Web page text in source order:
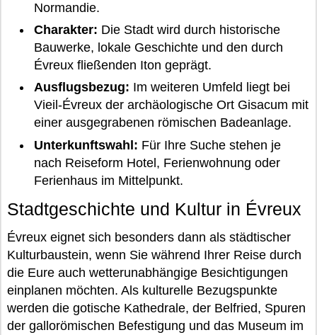
Normandie.
Charakter: Die Stadt wird durch historische
Bauwerke, lokale Geschichte und den durch
Évreux fließenden Iton geprägt.
Ausflugsbezug: Im weiteren Umfeld liegt bei
Vieil-Évreux der archäologische Ort Gisacum mit
einer ausgegrabenen römischen Badeanlage.
Unterkunftswahl: Für Ihre Suche stehen je
nach Reiseform Hotel, Ferienwohnung oder
Ferienhaus im Mittelpunkt.
Stadtgeschichte und Kultur in Évreux
Évreux eignet sich besonders dann als städtischer
Kulturbaustein, wenn Sie während Ihrer Reise durch
die Eure auch wetterunabhängige Besichtigungen
einplanen möchten. Als kulturelle Bezugspunkte
werden die gotische Kathedrale, der Belfried, Spuren
der gallorömischen Befestigung und das Museum im